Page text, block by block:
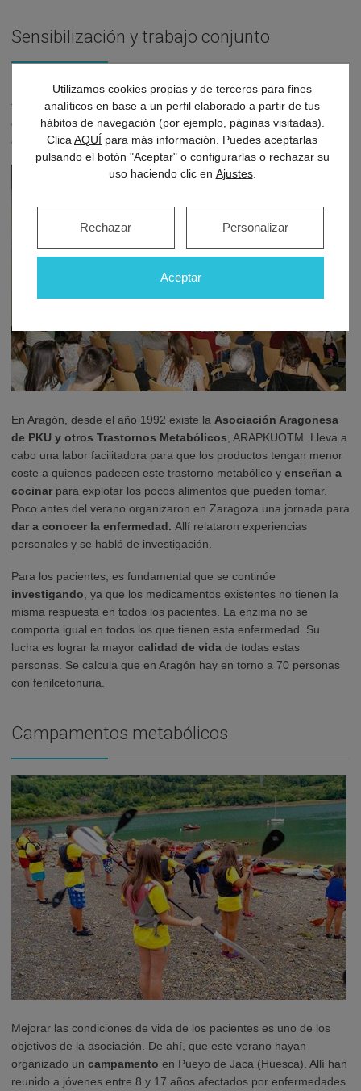
Sensibilización y trabajo conjunto
Pacientes, familiares, investigadores y profesionales sanitarios
trabajan de manera conjunta para compartirconocimiento y
experienciasy lograr así la mejora de la calidad de vida de los
enfermos.
En Aragón, desde el año 1992 existe la Asociación Aragonesa
de PKU y otros Trastornos Metabólicos , ARAPKUOTM. Lleva a
cabo una labor facilitadora para que los productos tengan menor
coste a quienes padecen este trastorno metabólico y enseñan a
cocinar para explotar los pocos alimentos que pueden tomar.
Poco antes del verano organizaron en Zaragoza una jornada para
dar a conocer la enfermedad. Allí relataron experiencias
personales y se habló de investigación.
Para los pacientes, es fundamental que se continúe
investigando , ya que los medicamentos existentes no tienen la
misma respuesta en todos los pacientes. La enzima no se
comporta igual en todos los que tienen esta enfermedad. Su
lucha es lograr la mayor calidad de vida de todas estas
personas. Se calcula que en Aragón hay en torno a 70 personas
con fenilcetonuria.
Campamentos metabólicos
Mejorar las condiciones de vida de los pacientes es uno de los
objetivos de la asociación. De ahí, que este verano hayan
organizado un campamento en Pueyo de Jaca (Huesca). Allí han
reunido a jóvenes entre 8 y 17 años afectados por enfermedades
Utilizamos cookies propias y de terceros para fines
analíticos en base a un perfil elaborado a partir de tus
hábitos de navegación (por ejemplo, páginas visitadas).
Clica AQUÍ para más información. Puedes aceptarlas
pulsando el botón "Aceptar" o configurarlas o rechazar su
uso haciendo clic en Ajustes.
Aceptar
Rechazar Personalizar